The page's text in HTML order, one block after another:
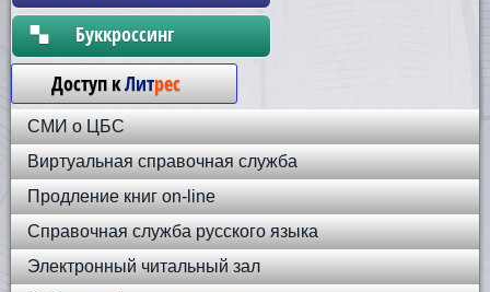
Бyккpoccинг
Доступ кЛитрес
СМИ о ЦБС
Виртуальная справочная служба
Продление книг on-line
Справочная служба русского языка
Электронный читальный зал